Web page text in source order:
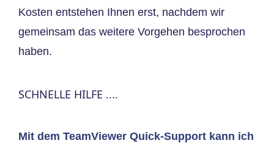
Kosten entstehen Ihnen erst, nachdem wir
gemeinsam das weitere Vorgehen besprochen
haben.
SCHNELLE HILFE ....
Mit dem TeamViewer Quick-Support kann ich